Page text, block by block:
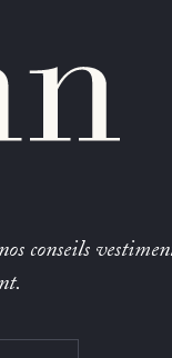
conseils